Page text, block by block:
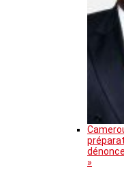
»